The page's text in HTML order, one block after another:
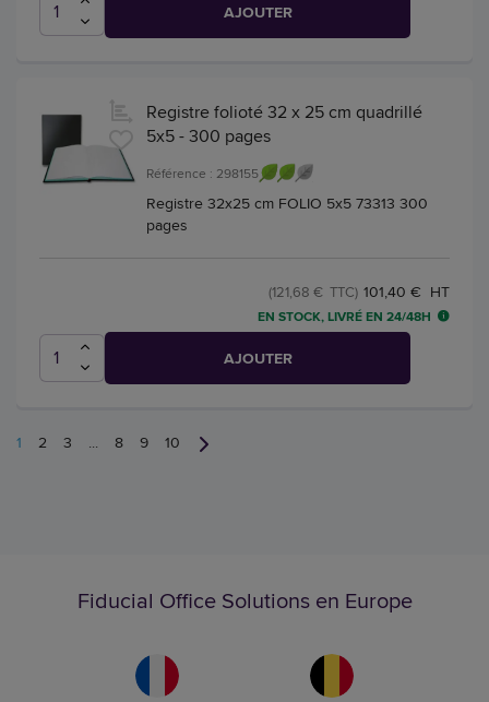
AJOUTER
Registre folioté 32 x 25 cm quadrillé
5x5 - 300 pages
Référence : 298155
Registre 32x25 cm FOLIO 5x5 73313 300
pages
101,40 € HT
(121,68 € TTC)
EN STOCK, LIVRÉ EN 24/48H
AJOUTER
1 2 3 ... 8 9 10
Fiducial Office Solutions en Europe